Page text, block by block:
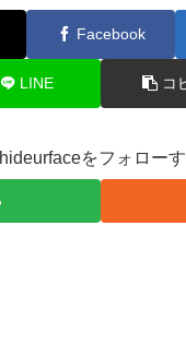
Facebook
LINE コ
hideurfaceをフォロー